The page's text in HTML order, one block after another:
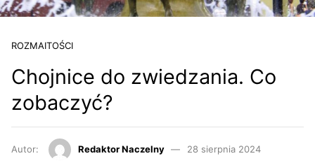
ROZMAITOŚCI
Chojnice do zwiedzania. Co
zobaczyć?
Autor: Redaktor Naczelny 28 sierpnia 2024